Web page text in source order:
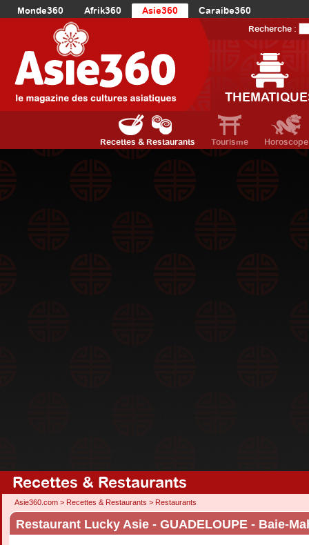
Monde360 Afrik360 Asie360
Caraibe360
Europe360
AmériqueDuNord360
Océanie360
Recherche :
Recettes & Restaurants Tourisme Horoscope
Recettes & Restaurants
Asie360.com > Recettes & Restaurants > Restaurants
Restaurant Lucky Asie - GUADELOUPE - Baie-